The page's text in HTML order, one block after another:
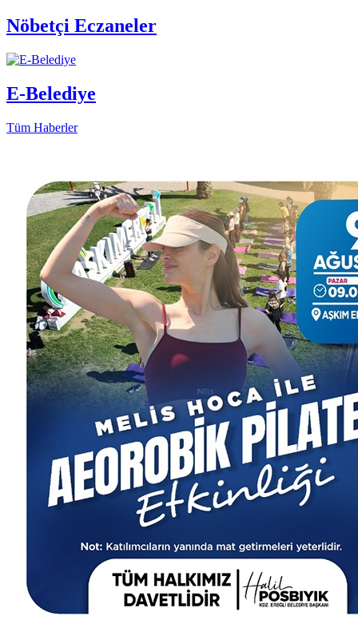
Nöbetçi Eczaneler
E-Belediye
Tüm Haberler